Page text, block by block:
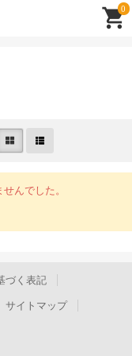
0
んでした。
づく表記
サイトマップ